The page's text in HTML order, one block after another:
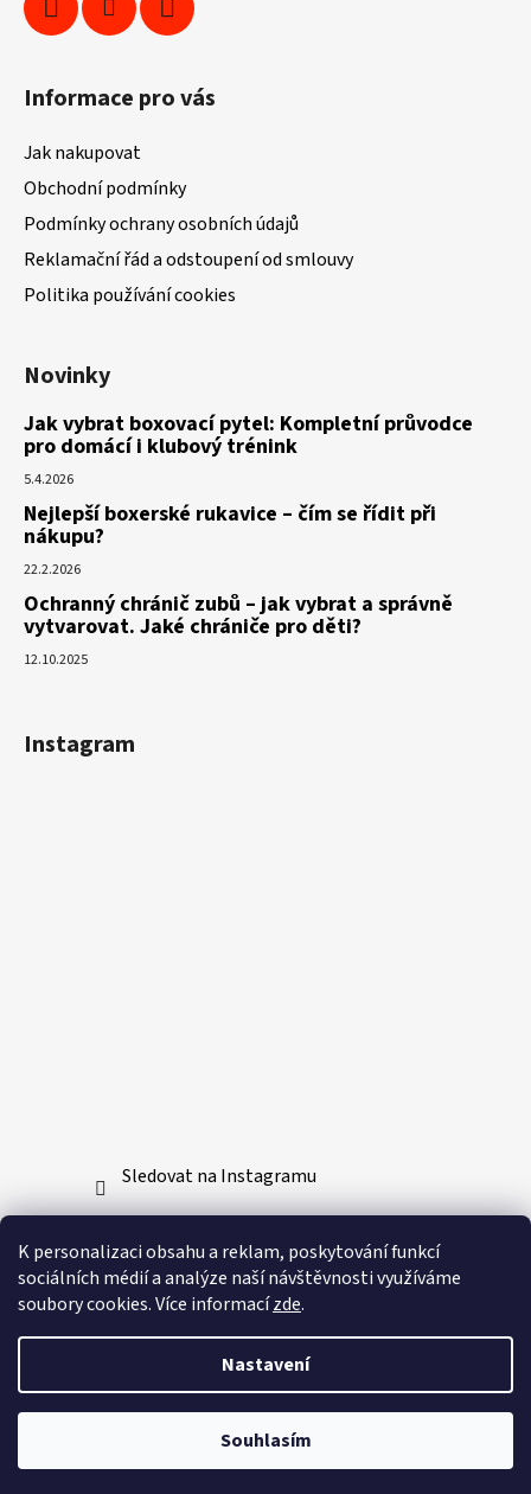
K personalizaci obsahu a reklam, poskytování funkcí
sociálních médií a analýze naší návštěvnosti využíváme
soubory cookies. Více informacízde.
Nastavení
Souhlasím
Informace pro vás
Jak nakupovat
Obchodní podmínky
Podmínky ochrany osobních údajů
Reklamační řád a odstoupení od smlouvy
Politika používání cookies
Novinky
Jak vybrat boxovací pytel: Kompletní průvodce
pro domácí i klubový trénink
5.4.2026
Nejlepší boxerské rukavice – čím se řídit při
nákupu?
22.2.2026
Ochranný chránič zubů – jak vybrat a správně
vytvarovat. Jaké chrániče pro děti?
12.10.2025
Instagram
Sledovat na Instagramu
Přijímáme online platby
Vytvořil Shoptet
Bushido-sport.cz
vyhrazena.Upravit nastavení cookies